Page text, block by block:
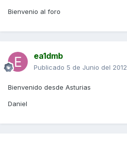
Bienvenio al foro
ea1dmb
Publicado 5 de Junio del 2012
Bienvenido desde Asturias
Daniel